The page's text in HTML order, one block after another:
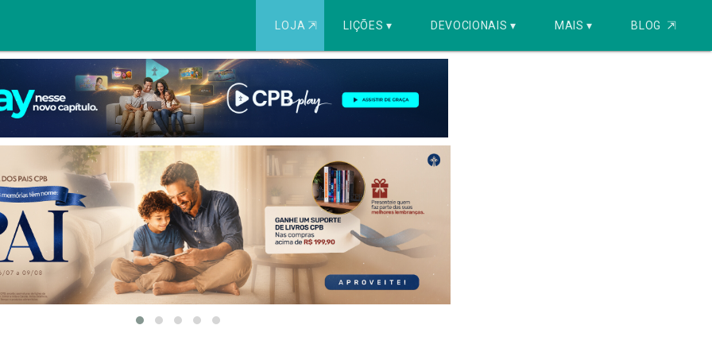
LOJA ⇱ LIÇÕES ▾ DEVOCIONAIS ▾ MAIS ▾ BLOG ⇱